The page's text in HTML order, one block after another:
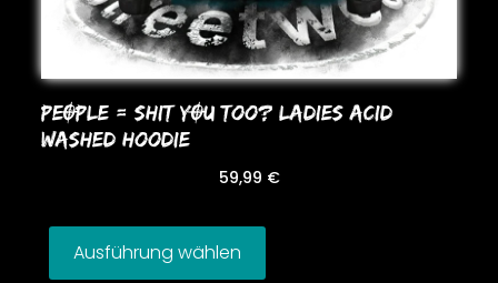
PEOPLE = SHIT YOU Too? LADIES ACID
WASHED HooDIE
59,99 €
Ausführung wählen